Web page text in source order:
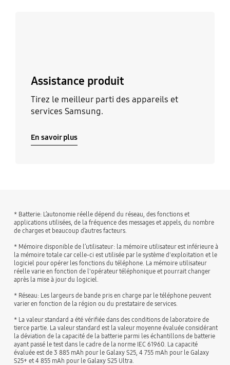
Assistance produit
Tirez le meilleur parti des appareils et
services Samsung.
En savoir plus
* Batterie: L’autonomie réelle dépend du réseau, des fonctions et
applications utilisées, de la fréquence des messages et appels, du nombre
de charges et beaucoup d’autres facteurs.
* Mémoire disponible de l’utilisateur: la mémoire utilisateur est inférieure à
la mémoire totale car celle-ci est utilisée par le système d'exploitation et le
logiciel pour opérer les fonctions du téléphone. La mémoire utilisateur
réelle varie en fonction de l'opérateur téléphonique et pourrait changer
après la mise à jour du logiciel.
* Réseau: Les largeurs de bande pris en charge par le téléphone peuvent
varier en fonction de la région ou du prestataire de services.
* La valeur standard a été vérifiée dans des conditions de laboratoire de
tierce partie. La valeur standard est la valeur moyenne évaluée considérant
la déviation de la capacité de la batterie parmi les échantillons de batterie
ayant passé le test dans le cadre de la norme IEC 61960. La capacité
évaluée est de 3 885 mAh pour le Galaxy S25, 4 755 mAh pour le Galaxy
S25+ et 4 855 mAh pour le Galaxy S25 Ultra.